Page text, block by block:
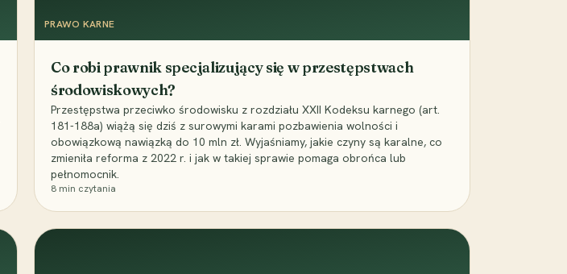
PRAWO KARNE
Co robi prawnik specjalizujący się w przestępstwach
środowiskowych?
Przestępstwa przeciwko środowisku z rozdziału XXII Kodeksu karnego (art.
181-188a) wiążą się dziś z surowymi karami pozbawienia wolności i
obowiązkową nawiązką do 10 mln zł. Wyjaśniamy, jakie czyny są karalne, co
zmieniła reforma z 2022 r. i jak w takiej sprawie pomaga obrońca lub
pełnomocnik.
8 min czytania